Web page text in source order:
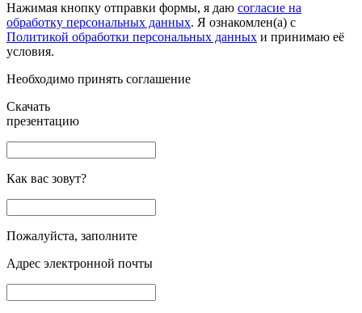
Нажимая кнопку отправки формы, я даю согласие на
обработку персональных данных. Я ознакомлен(а) с
Политикой обработки персональных данных и принимаю её
условия.
Необходимо принять соглашение
Скачать
презентацию
Как вас зовут?
Пожалуйста, заполните
Адрес электронной почты